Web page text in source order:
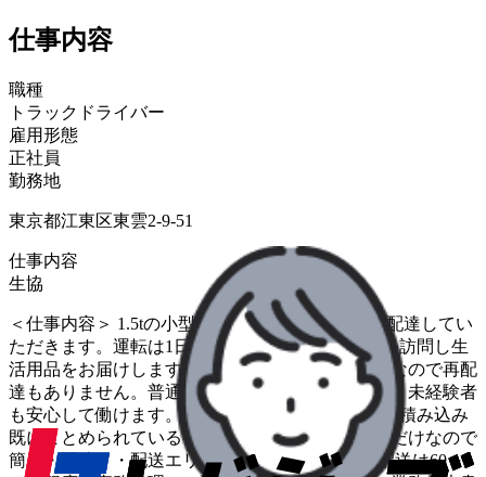
仕事内容
職種
トラックドライバー
雇用形態
正社員
勤務地
東京都江東区東雲2-9-51
仕事内容
生協
＜仕事内容＞ 1.5tの小型トラックで生協の商品を配達してい
ただきます。運転は1日1～2時間ほどで同じお宅を訪問し生
活用品をお届けします。留守の場合は「置き配」なので再配
達もありません。普通免許可に加え、研修もあり、未経験者
も安心して働けます。 ＜お仕事の流れ＞ ・荷物の積み込み
既にまとめられている荷物をトラックに積み込むだけなので
簡単・配達・・配送エリア&ルート固定、1日の配送は60～